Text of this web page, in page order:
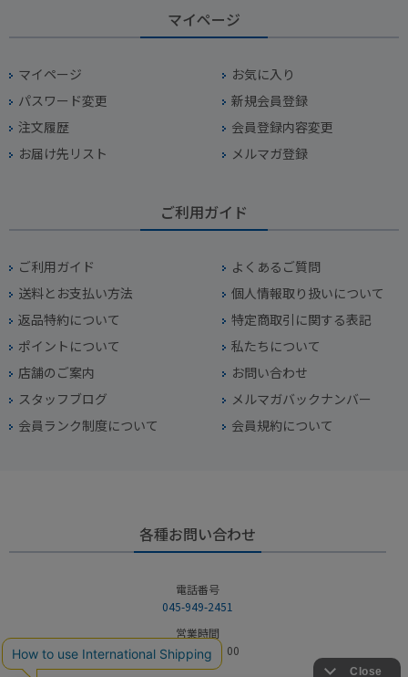
マイページ
マイページ
お気に入り
パスワード変更
新規会員登録
注文履歴
会員登録内容変更
お届け先リスト
メルマガ登録
ご利用ガイド
ご利用ガイド
よくあるご質問
送料とお支払い方法
個人情報取り扱いについて
返品特約について
特定商取引に関する表記
ポイントについて
私たちについて
店舗のご案内
お問い合わせ
スタッフブログ
メルマガバックナンバー
会員ランク制度について
会員規約について
各種お問い合わせ
電話番号
045-949-2451
営業時間
10：00～19：00